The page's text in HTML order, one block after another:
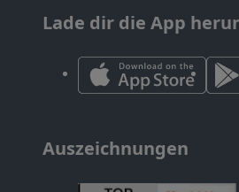
Lade dir die App
Auszeichnungen